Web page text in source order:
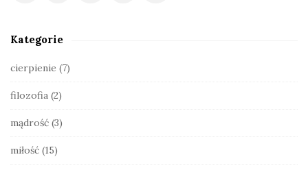
d
a
Kategorie
cierpienie (7)
filozofia (2)
mądrość (3)
miłość (15)